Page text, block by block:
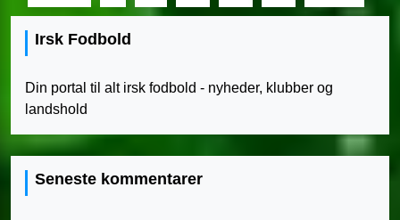
Irsk Fodbold
Din portal til alt irsk fodbold - nyheder, klubber og
landshold
Seneste kommentarer